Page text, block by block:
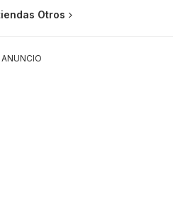
Otros
ANUNCIO